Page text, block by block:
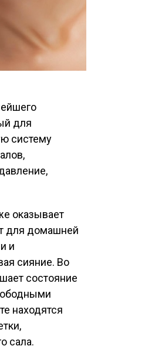
для
систему
оказывает
для домашней
и
сияние. Во
состояние
находятся
сала.